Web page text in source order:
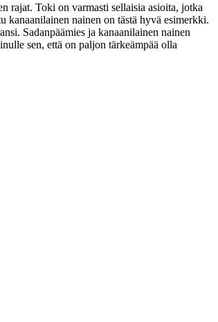
rajat. Toki on varmasti sellaisia asioita, jotka
kanaanilainen nainen on tästä hyvä esimerkki.
Sadanpäämies ja kanaanilainen nainen
sen, että on paljon tärkeämpää olla